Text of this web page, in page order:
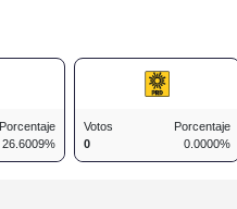
Porcentaje
26.6009%
Votos
0
Porcentaje
0.0000%